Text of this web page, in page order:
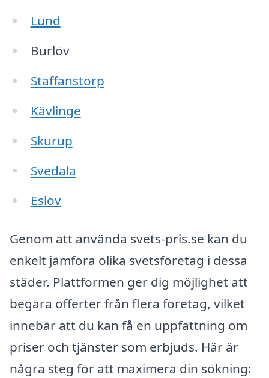
Lund
Burlöv
Staffanstorp
Kävlinge
Skurup
Svedala
Eslöv
Genom att använda svets-pris.se kan du
enkelt jämföra olika svetsföretag i dessa
städer. Plattformen ger dig möjlighet att
begära offerter från flera företag, vilket
innebär att du kan få en uppfattning om
priser och tjänster som erbjuds. Här är
några steg för att maximera din sökning: